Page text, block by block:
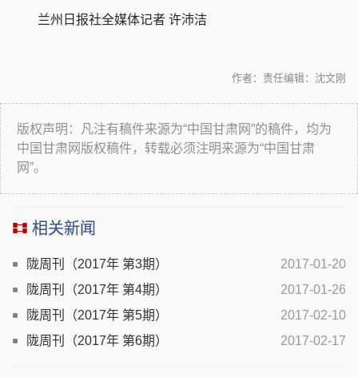
兰州日报社全媒体记者 许沛洁
责任编辑：沈文刚
作者：
版权声明：凡注有稿件来源为“中国甘肃网”的稿件，均为
中国甘肃网版权稿件，转载必须注明来源为“中国甘肃
网”。
相关新闻
2017-01-20
陇周刊（2017年 第3期）
2017-01-26
陇周刊（2017年 第4期）
2017-02-10
陇周刊（2017年 第5期）
2017-02-17
陇周刊（2017年 第6期）